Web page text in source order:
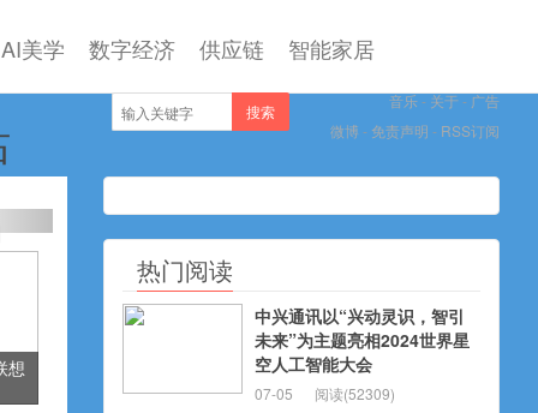
AI美学 数字经济 供应链 智能家居
音乐-关于-广告
微博 - 免责声明 - RSS订阅
搜索
想
热门阅读
中兴通讯以“兴动灵识，智引
未来”为主题亮相2024世界星
空人工智能大会
07-05 阅读(52309)